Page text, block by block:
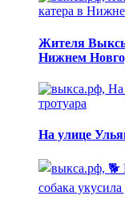
Жителя Выксы
Нижнем
На улице